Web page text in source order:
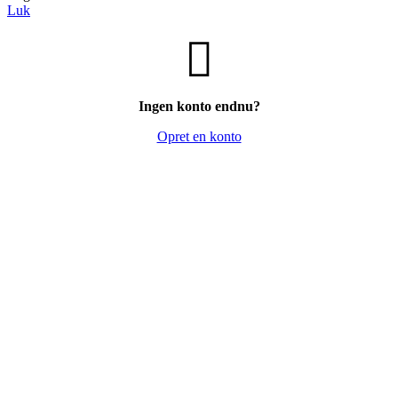
Luk
Ingen konto endnu?
Opret en konto